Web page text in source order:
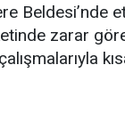
Beldesi’nde
zarar